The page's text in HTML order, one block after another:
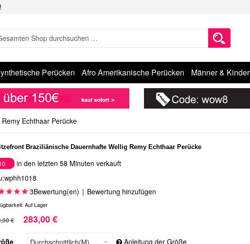
Perücken Afro Amerikanische Perücken Männer & Kinder
Echthaar Perücke
Braziliänische Dauernhafte Wellig Remy Echthaar Perücke
in den letzten 58 Minuten verkauft
3Bewertung(en) | Bewertung hinzufügen
Auf Lager
€ 283,00 €
Anleitung der Größe